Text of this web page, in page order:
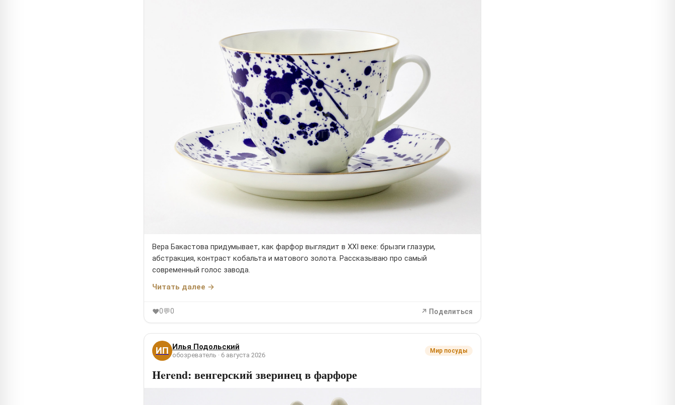
Вера Бакастова придумывает, как фарфор выглядит в XXI веке: брызги глазури,
абстракция, контраст кобальта и матового золота. Рассказываю про самый
современный голос завода.
Читать далее →
♥0💬0 ↗ Поделиться
ИП Илья Подольский
обозреватель · 6 августа 2026
Мир посуды
Herend: венгерский зверинец в фарфоре